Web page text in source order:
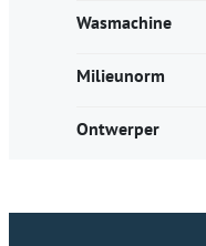
Wasmachine
Milieunorm
Ontwerper